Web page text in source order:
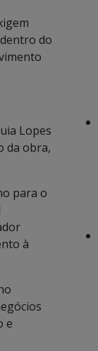
do
Lopes
da obra,
para o
à
e